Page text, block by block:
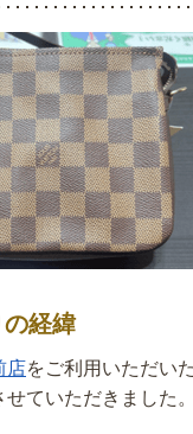
経緯
店をご利用いただい
ていただきました。